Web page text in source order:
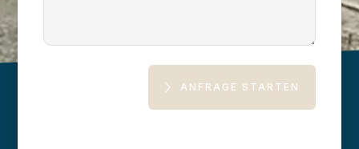
ANFRAGE STARTEN